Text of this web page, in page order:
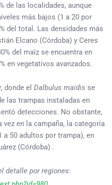
de las localidades, aunque
más bajos (1 a 20 por
del total. Las densidades más
Elcano (Córdoba) y Ceres
del maíz se encuentra en
en vegetativos avanzados.
donde el Dalbulus maidis se
las trampas instaladas en
detecciones. No obstante,
vez en la campaña, la categoría
a 50 adultos por trampa), en
(Córdoba) .
detalle por regiones: